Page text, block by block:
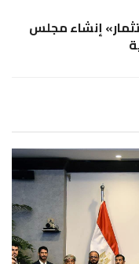
إنشاء مجلس